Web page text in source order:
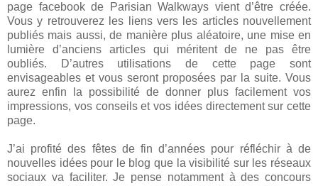
page facebook de Parisian Walkways vient d’être créée.
Vous y retrouverez les liens vers les articles nouvellement
publiés mais aussi, de manière plus aléatoire, une mise en
lumière d’anciens articles qui méritent de ne pas être
oubliés. D’autres utilisations de cette page sont
envisageables et vous seront proposées par la suite. Vous
aurez enfin la possibilité de donner plus facilement vos
impressions, vos conseils et vos idées directement sur cette
page.
J’ai profité des fêtes de fin d’années pour réfléchir à de
nouvelles idées pour le blog que la visibilité sur les réseaux
sociaux va faciliter. Je pense notamment à des concours